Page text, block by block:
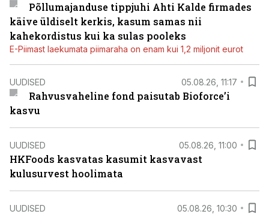
Põllumajanduse tippjuhi Ahti Kalde firmades
käive üldiselt kerkis, kasum samas nii
kahekordistus kui ka sulas pooleks
E-Piimast laekumata piimaraha on enam kui 1,2 miljonit eurot
UUDISED 05.08.26, 11:17
Rahvusvaheline fond paisutab Bioforce’i
kasvu
UUDISED 05.08.26, 11:00
HKFoods kasvatas kasumit kasvavast
kulusurvest hoolimata
UUDISED 05.08.26, 10:30